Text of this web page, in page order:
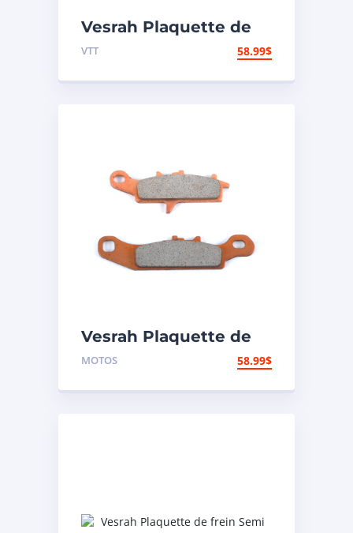
Vesrah Plaquette de
frein Métal fritté –
VTT 58.99$
Vesrah Plaquette de
frein Métal fritté –
MOTOS 58.99$